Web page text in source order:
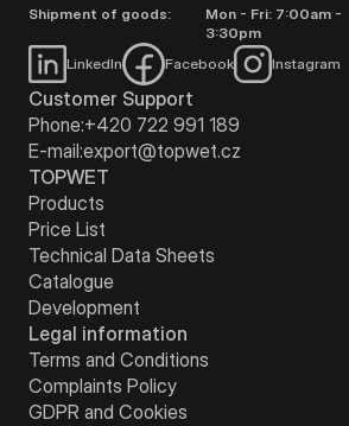
Shipment of goods:
Mon - Fri: 7:00am -
3:30pm
LinkedIn
Facebook Instagram
Customer Support
Phone:+420 722 991 189
E-mail:export@topwet.cz
TOPWET
Products
Price List
Technical Data Sheets
Catalogue
Development
Legal information
Terms and Conditions
Complaints Policy
GDPR and Cookies